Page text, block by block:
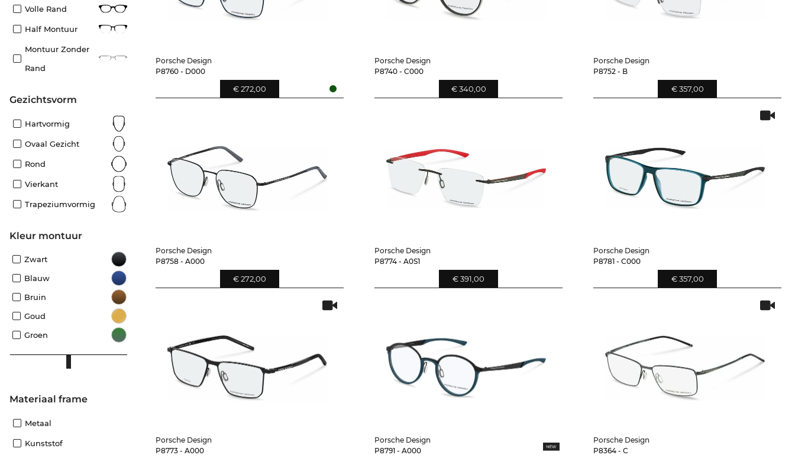
Volle Rand
Half Montuur
Montuur Zonder
Rand
Gezichtsvorm
Hartvormig
Ovaal Gezicht
Rond
Vierkant
Trapeziumvormig
Kleur montuur
Zwart
Blauw
Bruin
Goud
Groen
Materiaal frame
Metaal
Kunststof
Porsche Design
P8760 - D000
€ 272,00
Porsche Design
P8740 - C000
€ 340,00
Porsche Design
P8752 - B
€ 357,00
Porsche Design
P8758 - A000
€ 272,00
Porsche Design
P8774 - A0S1
€ 391,00
Porsche Design
P8781 - C000
€ 357,00
Porsche Design
P8773 - A000
Porsche Design
P8791 - A000
Porsche Design
P8364 - C